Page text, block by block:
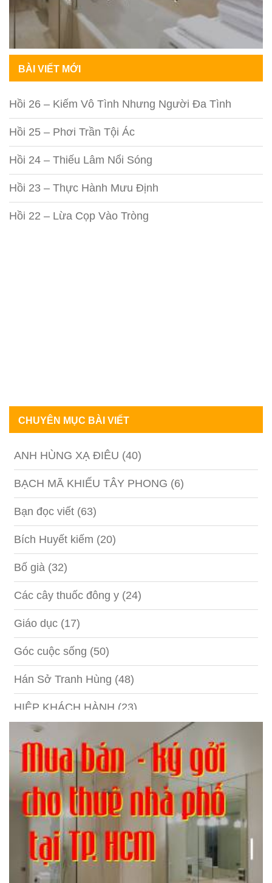
BÀI VIẾT MỚI
Hồi 26 – Kiếm Vô Tình Nhưng Người Đa Tình
Hồi 25 – Phơi Trần Tội Ác
Hồi 24 – Thiếu Lâm Nổi Sóng
Hồi 23 – Thực Hành Mưu Định
Hồi 22 – Lừa Cọp Vào Tròng
CHUYÊN MỤC BÀI VIẾT
ANH HÙNG XẠ ĐIÊU (40)
BẠCH MÃ KHIẾU TÂY PHONG (6)
Bạn đọc viết (63)
Bích Huyết kiếm (20)
Bố già (32)
Các cây thuốc đông y (24)
Giáo dục (17)
Góc cuộc sống (50)
Hán Sở Tranh Hùng (48)
HIỆP KHÁCH HÀNH (23)
Hồng lâu mộng
(1)
Kỹ năng(18)
Liên Thành quyết(13)
LỘC ĐỈNH KÝ
Nước ngoài